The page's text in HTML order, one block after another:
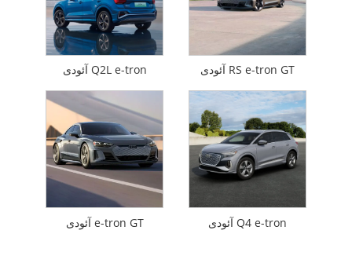
آئودی Q2L e-tron آئودی RS e-tron GT
آئودی e-tron GT آئودی Q4 e-tron